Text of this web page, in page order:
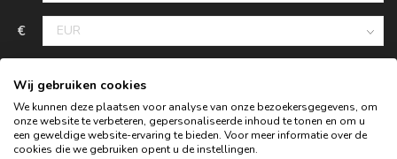
€
Wij gebruiken cookies
We kunnen deze plaatsen voor analyse van onze bezoekersgegevens, om
onze website te verbeteren, gepersonaliseerde inhoud te tonen en om u
een geweldige website-ervaring te bieden. Voor meer informatie over de
cookies die we gebruiken opent u de instellingen.